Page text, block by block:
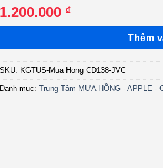
1.200.000 ₫
Thêm
SKU: KGTUS-Mua Hong CD138-JVC
Danh mục: Trung Tâm MƯA HỒNG - APPLE -